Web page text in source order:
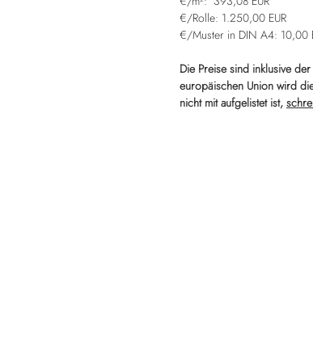
€/Rolle: 1.250,00 EUR
€/Muster in DIN A4: 10,00
Die Preise sind inklusive
europäischen Union wird
nicht mit aufgelistet ist,